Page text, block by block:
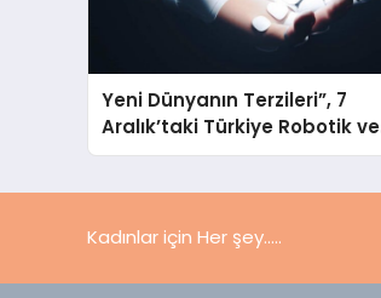
Yeni Dünyanın Terzileri”, 7
Aralık’taki Türkiye Robotik ve
Otomasyon Zirvesi’nde,
Kadınlar için Her şey.....